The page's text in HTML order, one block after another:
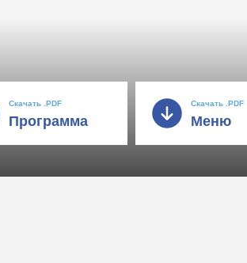
Программа Меню
Скачать .PDF Скачать .PDF